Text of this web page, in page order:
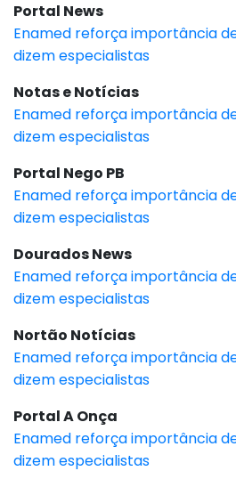
Portal News
Enamed reforça importância
dizem especialistas
Notas e Notícias
Enamed reforça importância
dizem especialistas
Portal Nego PB
Enamed reforça importância
dizem especialistas
Dourados News
Enamed reforça importância
dizem especialistas
Nortão Notícias
Enamed reforça importância
dizem especialistas
Portal A Onça
Enamed reforça importância
dizem especialistas